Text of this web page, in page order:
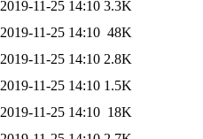
2019-11-25 14:10 3.3K
2019-11-25 14:10 48K
2019-11-25 14:10 2.8K
2019-11-25 14:10 1.5K
2019-11-25 14:10 18K